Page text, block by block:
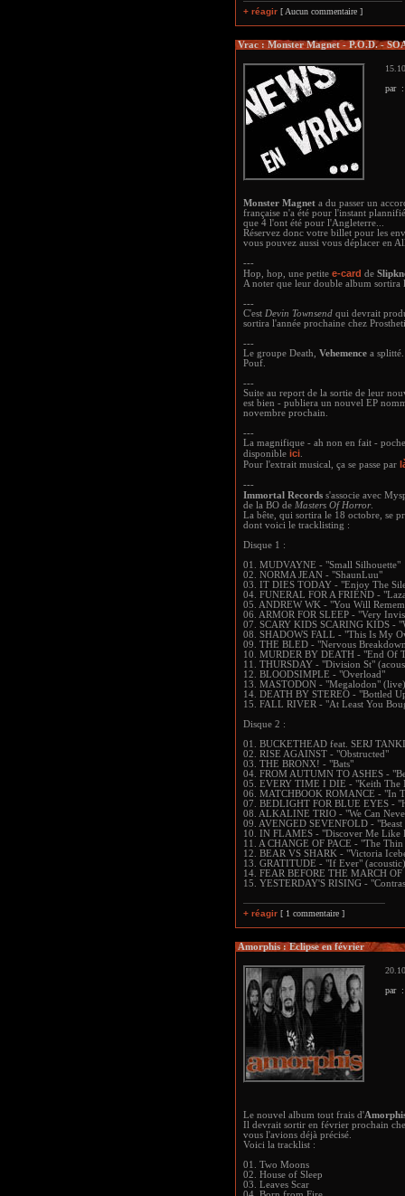
+ réagir [ Aucun commentaire ]
Vrac : Monster Magnet - P.O.D. -
par
Monster Magnet a du passer un
française n'a été pour l'instant
que 4 l'ont été pour l'Angleterre...
Réservez donc votre billet pour les
vous pouvez aussi vous déplacer en
---
Hop, hop, une petite e-card de
A noter que leur double album sortira
---
C'est Devin Townsend qui devrait
sortira l'année prochaine chez
---
Le groupe Death, Vehemence a splitté.
Pouf.
---
Suite au report de la sortie de leur
est bien - publiera un nouvel EP
novembre prochain.
---
La magnifique - ah non en fait -
disponible ici
Pour l'extrait musical, ça se passe par
---
Immortal Records s'associe avec
de la BO de Masters Of Horror.
La bête, qui sortira le 18 octobre, se
dont voici le tracklisting :
Disque 1 :
01. MUDVAYNE - "Small Silhouette"
02. NORMA JEAN - "ShaunLuu"
03. IT DIES TODAY - "Enjoy The
04. FUNERAL FOR A FRIEND -
05. ANDREW WK - "You Will
06. ARMOR FOR SLEEP - "Very
07. SCARY KIDS SCARING KIDS -
08. SHADOWS FALL - "This Is My
09. THE BLED - "Nervous
10. MURDER BY DEATH - "End Of
11. THURSDAY - "Division St"
12. BLOODSIMPLE - "Overload"
13. MASTODON - "Megalodon" (live)
14. DEATH BY STEREO - "Bottled
15. FALL RIVER - "At Least You
Disque 2 :
01. BUCKETHEAD feat. SERJ
02. RISE AGAINST - "Obstructed"
03. THE BRONX! - "Bats"
04. FROM AUTUMN TO ASHES -
05. EVERY TIME I DIE - "Keith The
06. MATCHBOOK ROMANCE - "In
07. BEDLIGHT FOR BLUE EYES -
08. ALKALINE TRIO - "We Can
09. AVENGED SEVENFOLD -
10. IN FLAMES - "Discover Me Like
11. A CHANGE OF PACE - "The
12. BEAR VS SHARK - "Victoria
13. GRATITUDE - "If Ever" (acoustic)
14. FEAR BEFORE THE MARCH
15. YESTERDAY'S RISING -
+ réagir [ 1 commentaire ]
Amorphis : Eclipse en février
par
Le nouvel album tout frais d'
Il devrait sortir en février prochain
vous l'avions déjà précisé.
Voici la tracklist :
01. Two Moons
02. House of Sleep
03. Leaves Scar